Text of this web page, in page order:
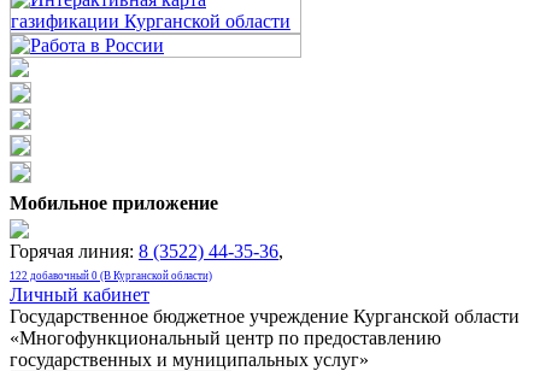
Мобильное приложение
Горячая линия: 8 (3522) 44-35-36,
122 добавочный 0 (В Курганской области)
Личный кабинет
Государственное бюджетное учреждение Курганской области
«Многофункциональный центр по предоставлению
государственных и муниципальных услуг»